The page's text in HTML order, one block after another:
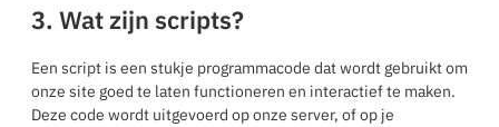
3. Wat zijn scripts?
Een script is een stukje programmacode dat wordt gebruikt om
onze site goed te laten functioneren en interactief te maken.
Deze code wordt uitgevoerd op onze server, of op je